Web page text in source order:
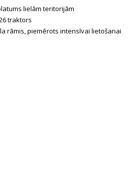
lielām teritorijām
traktors
rāmis, piemērots intensīvai lietošanai